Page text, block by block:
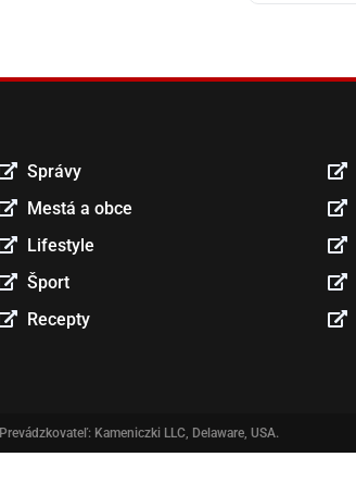
Správy
Mestá a obce
Lifestyle
Šport
Recepty
Kameniczki LLC, Delaware, USA.